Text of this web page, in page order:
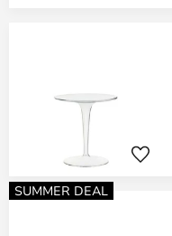
SUMMER DEAL